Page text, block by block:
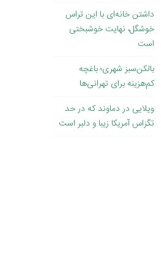
داشتن خانه‌ای با این تراس
خوشگل، نهایت خوشبختی
است
بالکن‌سبز شهری؛ باغچه
کم‌هزینه برای تهرانی‌ها
ویلایی در دماوند که در حد
تگزاس آمریکا زیبا و دلبر است